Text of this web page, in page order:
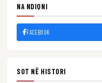
NA NDIQNI
FACEBOOK
SOT NË HISTORI